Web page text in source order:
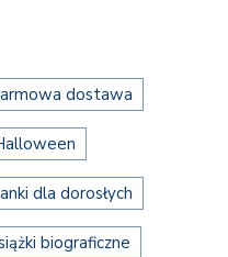
dostawa
dla dorosłych
biograficzne